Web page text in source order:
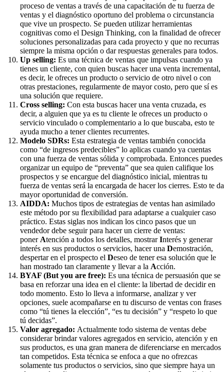
proceso de ventas a través de una capacitación de tu fuerza de
ventas y el diagnóstico oportuno del problema o circunstancia
que vive un prospecto. Se pueden utilizar herramientas
cognitivas como el Design Thinking, con la finalidad de ofrecer
soluciones personalizadas para cada proyecto y que no recurras
siempre la misma opción o dar respuestas generales para todos.
Up selling: Es una técnica de ventas que impulsas cuando ya
tienes un cliente, con quien buscas hacer una venta incremental,
es decir, le ofreces un producto o servicio de otro nivel o con
otras prestaciones, regularmente de mayor costo, pero que sí es
una solución que requiere.
Cross selling: Con esta buscas hacer una venta cruzada, es
decir, a alguien que ya es tu cliente le ofreces un producto o
servicio vinculado o complementario a lo que buscaba, esto te
ayuda mucho a tener clientes recurrentes.
Modelo SDRs: Esta estrategia de ventas también conocida
como “de ingresos predecibles” lo aplicas cuando ya cuentas
con una fuerza de ventas sólida y comprobada. Entonces puedes
organizar un equipo de “preventa” que sea quien califique los
prospectos y se encargue del diagnóstico inicial, mientras tu
fuerza de ventas será la encargada de hacer los cierres. Esto te da
mayor oportunidad de conversión.
AIDDA: Muchos tipos de estrategias de ventas han asimilado
este método por su flexibilidad para adaptarse a cualquier caso
práctico. Estas siglas nos indican los cinco pasos que un
vendedor debe seguir para hacer un cierre de ventas:
poner Atención a todos los detalles, mostrarInterés y generar
interés en sus productos o servicios, hacer una Demostración,
despertar en el prospecto el Deseo de tener esa solución que le
han mostrado tan claramente y llevar a la Acción.
BYAF (But you are free): Es una técnica de persuasión que se
basa en reforzar una idea en el cliente: la libertad de decidir en
todo momento. Esto lo lleva a informarse, analizar y ver
opciones, suele acompañarse en tu discurso de ventas con frases
como “tú tienes la elección”, “es tu decisión” y “respeto lo que
tú decidas”.
Valor agregado: Actualmente todo sistema de ventas debe
considerar brindar valores agregados en servicio, atención y en
sus productos, es una gran manera de diferenciarse en mercados
tan competidos. Esta técnica se enfoca a que no ofrezcas
solamente tus productos o servicios, sino que siempre haya un